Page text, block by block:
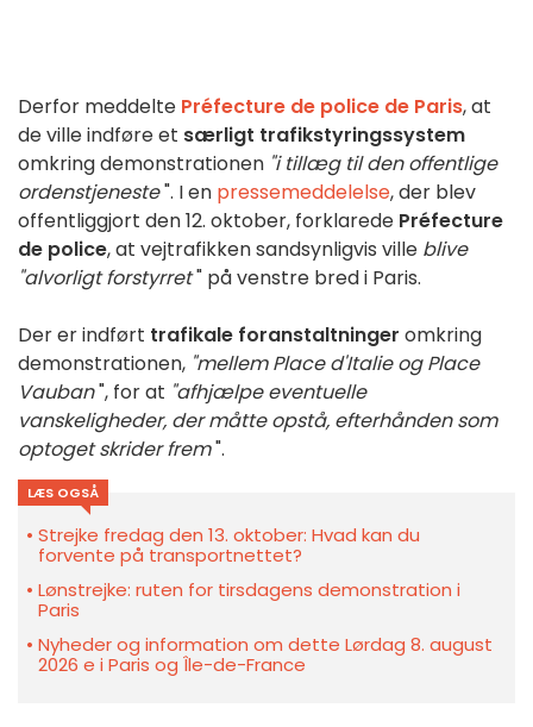
Derfor meddelte Préfecture de police de Paris, at
de ville indføre et særligt trafikstyringssystem
omkring demonstrationen "i tillæg til den offentlige
ordenstjeneste". I en pressemeddelelse, der blev
offentliggjort den 12. oktober, forklarede Préfecture
de police, at vejtrafikken sandsynligvis ville blive
"alvorligt forstyrret" på venstre bred i Paris.
Der er indført trafikale foranstaltninger omkring
demonstrationen, "mellem Place d'Italie og Place
Vauban", for at "afhjælpe eventuelle
vanskeligheder, der måtte opstå, efterhånden som
optoget skrider frem".
LÆS OGSÅ
Strejke fredag den 13. oktober: Hvad kan du
forvente på transportnettet?
Lønstrejke: ruten for tirsdagens demonstration i
Paris
Nyheder og information om dette Lørdag 8. august
2026 e i Paris og Île-de-France